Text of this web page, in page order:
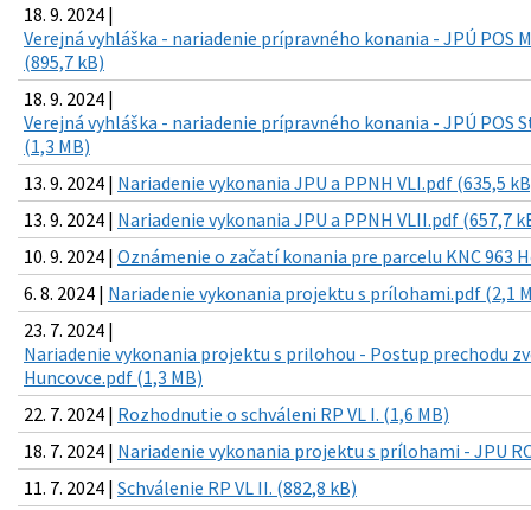
18. 9. 2024 |
Verejná vyhláška - nariadenie prípravného konania - JPÚ POS
(895,7 kB)
18. 9. 2024 |
Verejná vyhláška - nariadenie prípravného konania - JPÚ POS
(1,3 MB)
13. 9. 2024 | Nariadenie vykonania JPU a PPNH VLI.pdf (635,5
13. 9. 2024 | Nariadenie vykonania JPU a PPNH VLII.pdf (657,7
10. 9. 2024 | Oznámenie o začatí konania pre parcelu KNC 963
6. 8. 2024 | Nariadenie vykonania projektu s prílohami.pdf (2,1
23. 7. 2024 |
Nariadenie vykonania projektu s prilohou - Postup prechodu
Huncovce.pdf (1,3 MB)
22. 7. 2024 | Rozhodnutie o schváleni RP VL I. (1,6 MB)
18. 7. 2024 | Nariadenie vykonania projektu s prílohami - JPU
11. 7. 2024 | Schválenie RP VL II. (882,8 kB)